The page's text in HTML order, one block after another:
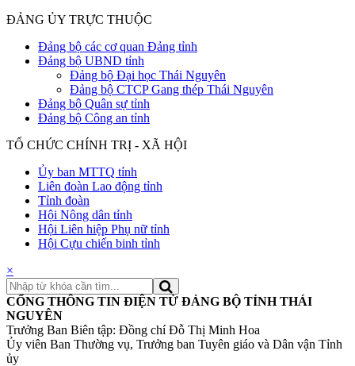
ĐẢNG ỦY TRỰC THUỘC
Đảng bộ các cơ quan Đảng tỉnh
Đảng bộ UBND tỉnh
Đảng bộ Đại học Thái Nguyên
Đảng bộ CTCP Gang thép Thái Nguyên
Đảng bộ Quân sự tỉnh
Đảng bộ Công an tỉnh
TỔ CHỨC CHÍNH TRỊ - XÃ HỘI
Ủy ban MTTQ tỉnh
Liên đoàn Lao động tỉnh
Tỉnh đoàn
Hội Nông dân tỉnh
Hội Liên hiệp Phụ nữ tỉnh
Hội Cựu chiến binh tỉnh
×
CỔNG THÔNG TIN ĐIỆN TỬ ĐẢNG BỘ TỈNH THÁI
NGUYÊN
Trưởng Ban Biên tập: Đồng chí Đỗ Thị Minh Hoa
Ủy viên Ban Thường vụ, Trưởng ban Tuyên giáo và Dân vận Tỉnh
ủy